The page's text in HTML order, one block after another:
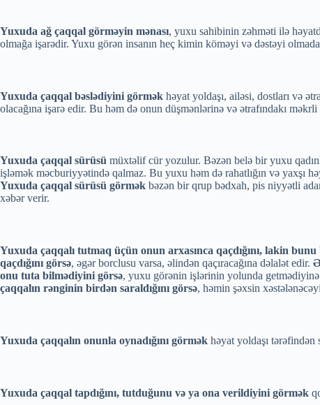
Yuxuda ağ çaqqal görməyin mənası, yuxu sahibinin zəhməti ilə
olmağa işarədir. Yuxu görən insanın heç kimin köməyi və dəstəyi
Yuxuda çaqqal bəslədiyini görmək həyat yoldaşı, ailəsi, dostları və
olacağına işarə edir. Bu həm də onun düşmənlərinə və ətrafındakı
Yuxuda çaqqal sürüsü müxtəlif cür yozulur. Bəzən belə bir yuxu
işləmək məcburiyyətində qalmaz. Bu yuxu həm də rahatlığın və yaxşı
Yuxuda çaqqal sürüsü görmək bəzən bir qrup bədxah, pis niyyətli
xəbər verir.
Yuxuda çaqqalı tutmaq üçün onun arxasınca qaçdığını, lakin bunu
qaçdığını görsə, əgər borclusu varsa, əlindən qaçıracağına dəlalət edir.
onu tuta bilmədiyini görsə, yuxu görənin işlərinin yolunda getmədiyinə
çaqqalın rənginin birdən saraldığını görsə, həmin şəxsin
Yuxuda çaqqalın onunla oynadığını görmək həyat yoldaşı tərəfindən
Yuxuda çaqqal tapdığını, tutduğunu və ya ona verildiyini görmək